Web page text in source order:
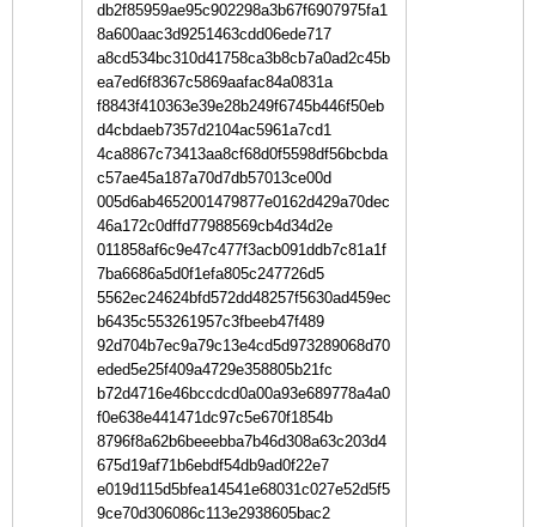
db2f85959ae95c902298a3b67f6907975fa1
8a600aac3d9251463cdd06ede717
a8cd534bc310d41758ca3b8cb7a0ad2c45b
ea7ed6f8367c5869aafac84a0831a
f8843f410363e39e28b249f6745b446f50eb
d4cbdaeb7357d2104ac5961a7cd1
4ca8867c73413aa8cf68d0f5598df56bcbda
c57ae45a187a70d7db57013ce00d
005d6ab4652001479877e0162d429a70dec
46a172c0dffd77988569cb4d34d2e
011858af6c9e47c477f3acb091ddb7c81a1f
7ba6686a5d0f1efa805c247726d5
5562ec24624bfd572dd48257f5630ad459ec
b6435c553261957c3fbeeb47f489
92d704b7ec9a79c13e4cd5d973289068d70
eded5e25f409a4729e358805b21fc
b72d4716e46bccdcd0a00a93e689778a4a0
f0e638e441471dc97c5e670f1854b
8796f8a62b6beeebba7b46d308a63c203d4
675d19af71b6ebdf54db9ad0f22e7
e019d115d5bfea14541e68031c027e52d5f5
9ce70d306086c113e2938605bac2